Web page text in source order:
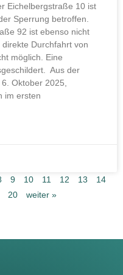
Eichelbergstraße 10 ist
Sperrung betroffen.
92 ist ebenso nicht
Durchfahrt von
möglich. Eine
Aus der
Oktober 2025,
im ersten
9 10 11 12 13
14
20 weiter »